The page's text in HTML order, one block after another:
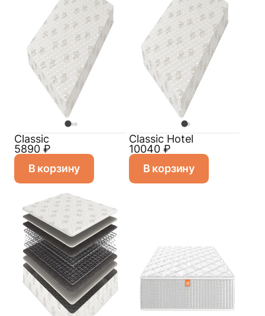
Classic
5890 ₽
В корзину
Classic Hotel
10040 ₽
В корзину